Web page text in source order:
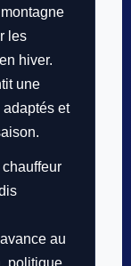
les
hiver.
une
et
au